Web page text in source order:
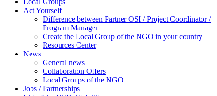
Act Yourself
Difference between Partner OSI / Project Coordinator /
Program Manager
Create the Local Group of the NGO in your country
Resources Center
News
General news
Collaboration Offers
Local Groups of the NGO
Jobs / Partnerships